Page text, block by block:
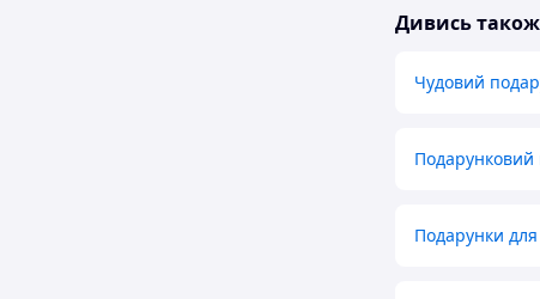
Дивись також
Чудовий
Подарунковий
Подарунки для